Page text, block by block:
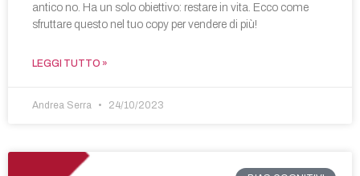
antico no. Ha un solo obiettivo: restare in vita. Ecco come
sfruttare questo nel tuo copy per vendere di più!
LEGGI TUTTO »
Andrea Serra 24/10/2023